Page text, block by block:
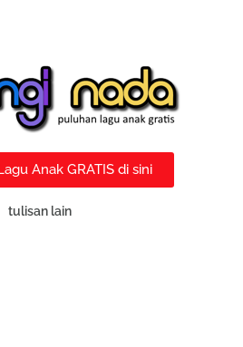
Anak GRATIS di sini
tulisan lain